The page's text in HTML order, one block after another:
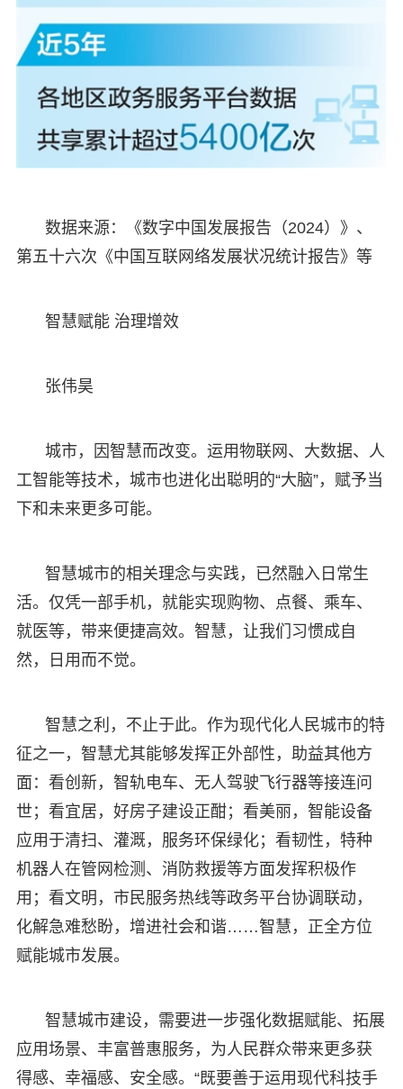
数据来源：《数字中国发展报告（2024）》、
第五十六次《中国互联网络发展状况统计报告》等
智慧赋能 治理增效
张伟昊
城市，因智慧而改变。运用物联网、大数据、人
工智能等技术，城市也进化出聪明的“大脑”，赋予当
下和未来更多可能。
智慧城市的相关理念与实践，已然融入日常生
活。仅凭一部手机，就能实现购物、点餐、乘车、
就医等，带来便捷高效。智慧，让我们习惯成自
然，日用而不觉。
智慧之利，不止于此。作为现代化人民城市的特
征之一，智慧尤其能够发挥正外部性，助益其他方
面：看创新，智轨电车、无人驾驶飞行器等接连问
世；看宜居，好房子建设正酣；看美丽，智能设备
应用于清扫、灌溉，服务环保绿化；看韧性，特种
机器人在管网检测、消防救援等方面发挥积极作
用；看文明，市民服务热线等政务平台协调联动，
化解急难愁盼，增进社会和谐……智慧，正全方位
赋能城市发展。
智慧城市建设，需要进一步强化数据赋能、拓展
应用场景、丰富普惠服务，为人民群众带来更多获
得感、幸福感、安全感。“既要善于运用现代科技手